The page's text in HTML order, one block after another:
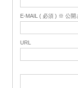
E-MAIL ( 必須 ) ※ 公開
URL